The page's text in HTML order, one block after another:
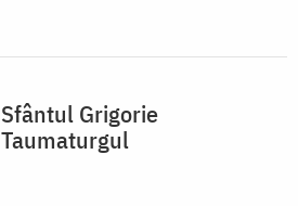
Sfântul Grigorie
Taumaturgul